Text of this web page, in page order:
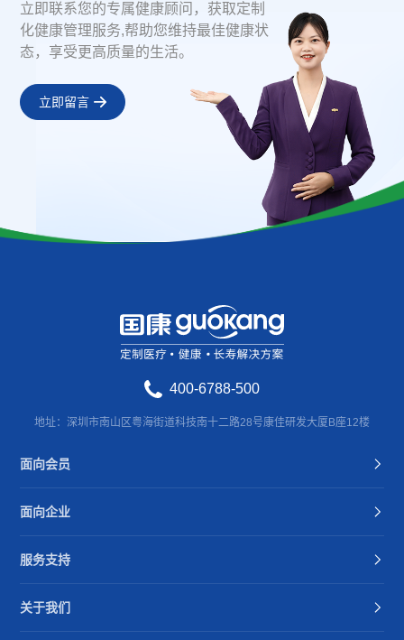
立即联系您的专属健康顾问，获取定制
化健康管理服务,帮助您维持最佳健康状
态，享受更高质量的生活。
立即留言
400-6788-500
地址：深圳市南山区粤海街道科技南十二路28号康佳研发大厦B座12楼
面向会员
面向企业
服务支持
关于我们